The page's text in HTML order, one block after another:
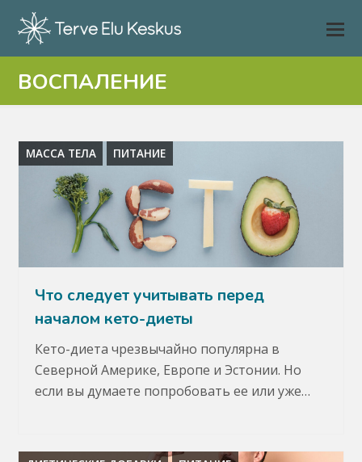
ВОСПАЛЕНИЕ
МАССА ТЕЛА ПИТАНИЕ
Что следует учитывать перед
началом кето-диеты
Кето-диета чрезвычайно популярна в
Северной Америке, Европе и Эстонии. Но
если вы думаете попробовать ее или уже…